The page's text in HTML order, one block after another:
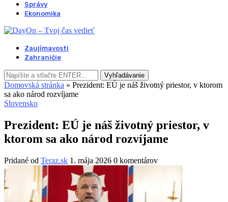
Správy
Ekonomika
Zaujímavosti
Zahraničie
Vyhľadávanie
Domovská stránka » Prezident: EÚ je náš životný priestor, v ktorom
sa ako národ rozvíjame
Slovensko
Prezident: EÚ je náš životný priestor, v
ktorom sa ako národ rozvíjame
Pridané od Teraz.sk 1. mája 2026 0 komentárov